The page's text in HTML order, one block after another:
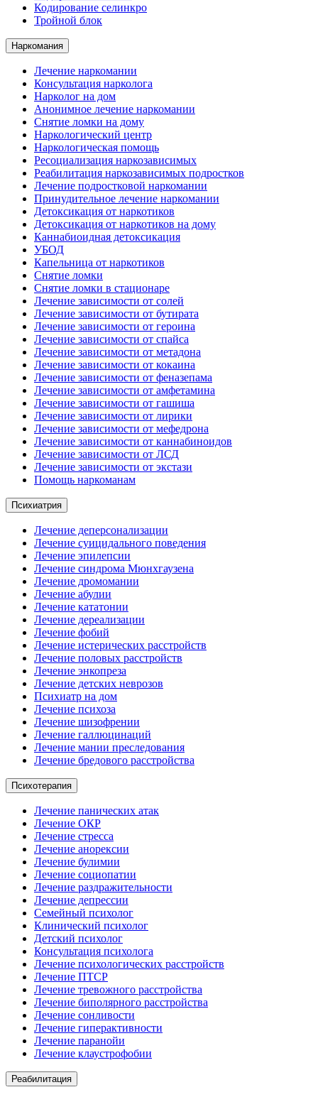
Кодирование селинкро
Тройной блок
Наркомания
Лечение наркомании
Консультация нарколога
Нарколог на дом
Анонимное лечение наркомании
Снятие ломки на дому
Наркологический центр
Наркологическая помощь
Ресоциализация наркозависимых
Реабилитация наркозависимых подростков
Лечение подростковой наркомании
Принудительное лечение наркомании
Детоксикация от наркотиков
Детоксикация от наркотиков на дому
Каннабиоидная детоксикация
УБОД
Капельница от наркотиков
Снятие ломки
Снятие ломки в стационаре
Лечение зависимости от солей
Лечение зависимости от бутирата
Лечение зависимости от героина
Лечение зависимости от спайса
Лечение зависимости от метадона
Лечение зависимости от кокаина
Лечение зависимости от феназепама
Лечение зависимости от амфетамина
Лечение зависимости от гашиша
Лечение зависимости от лирики
Лечение зависимости от мефедрона
Лечение зависимости от каннабиноидов
Лечение зависимости от ЛСД
Лечение зависимости от экстази
Помощь наркоманам
Психиатрия
Лечение деперсонализации
Лечение суицидального поведения
Лечение эпилепсии
Лечение синдрома Мюнхгаузена
Лечение дромомании
Лечение абулии
Лечение кататонии
Лечение дереализации
Лечение фобий
Лечение истерических расстройств
Лечение половых расстройств
Лечение энкопреза
Лечение детских неврозов
Психиатр на дом
Лечение психоза
Лечение шизофрении
Лечение галлюцинаций
Лечение мании преследования
Лечение бредового расстройства
Психотерапия
Лечение панических атак
Лечение ОКР
Лечение стресса
Лечение анорексии
Лечение булимии
Лечение социопатии
Лечение раздражительности
Лечение депрессии
Семейный психолог
Клинический психолог
Детский психолог
Консультация психолога
Лечение психологических расстройств
Лечение ПТСР
Лечение тревожного расстройства
Лечение биполярного расстройства
Лечение сонливости
Лечение гиперактивности
Лечение паранойи
Лечение клаустрофобии
Реабилитация